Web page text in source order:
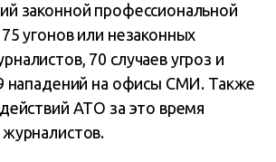
законной профессиональной
угонов или незаконных
70 случаев угроз и
нападений на офисы СМИ. Также
АТО за это время